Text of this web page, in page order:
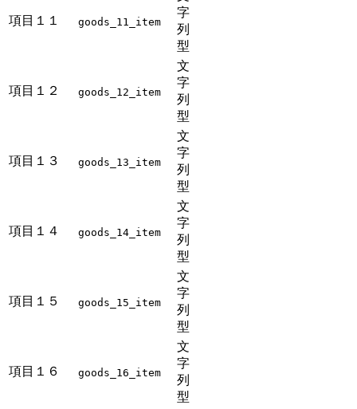
項目１１ goods_11_item
字
列
型
項目１２ goods_12_item
文
字
列
型
項目１３ goods_13_item
文
字
列
型
項目１４ goods_14_item
文
字
列
型
項目１５ goods_15_item
文
字
列
型
項目１６ goods_16_item
文
字
列
型